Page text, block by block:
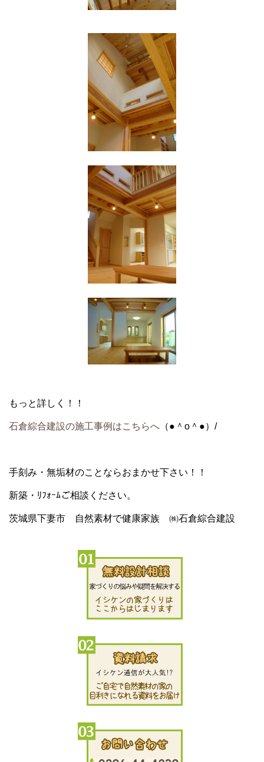
もっと詳しく！！
石倉綜合建設の施工事例はこちらへ （●＾o＾●）/
手刻み・無垢材のことならおまかせ下さい！！
新築・ﾘﾌｫｰﾑご相談ください。
茨城県下妻市 自然素材で健康家族 ㈱石倉綜合建設